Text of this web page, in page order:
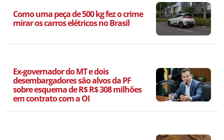
Como uma peça de 500 kg fez o crime
mirar os carros elétricos no Brasil
Ex-governador do MT e dois
desembargadores são alvos da PF
sobre esquema de R$ R$ 308 milhões
em contrato com a OI